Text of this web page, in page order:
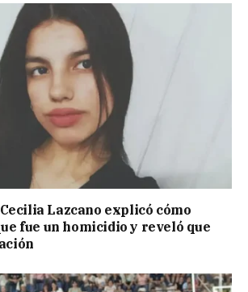
Lazcano explicó cómo
fue un homicidio y reveló que